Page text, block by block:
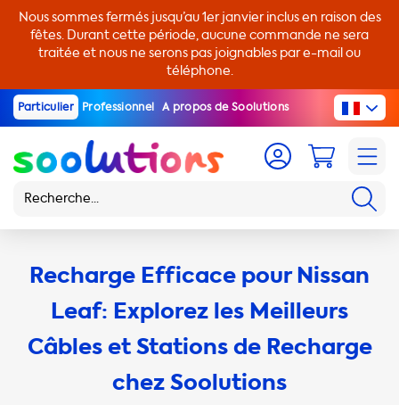
Nous sommes fermés jusqu’au 1er janvier inclus en raison des
fêtes. Durant cette période, aucune commande ne sera
traitée et nous ne serons pas joignables par e-mail ou
téléphone.
Particulier Professionnel A propos de Soolutions
Recharge Efficace pour Nissan
Leaf: Explorez les Meilleurs
Câbles et Stations de Recharge
chez Soolutions